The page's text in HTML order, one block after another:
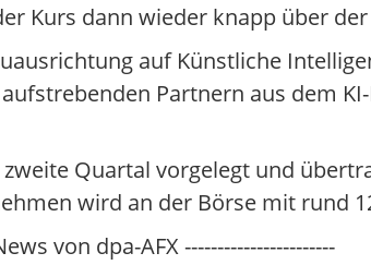
Kurs dann wieder knapp über
auf Künstliche
Partnern aus dem
Quartal vorgelegt und
wird an der Börse mit rund
von dpa-AFX -----------------------